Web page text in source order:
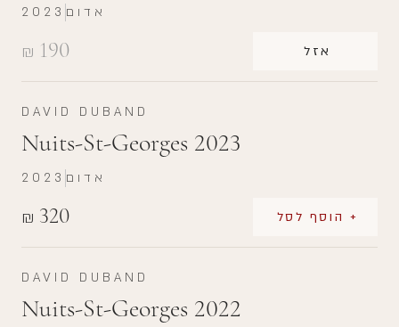
₪ 190 אזל
2023 אדום
DAVID DUBAND
Nuits-St-Georges 2023
₪ 320 + הוסף לסל
2023 אדום
DAVID DUBAND
Nuits-St-Georges 2022